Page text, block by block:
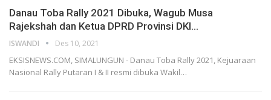
Danau Toba Rally 2021 Dibuka, Wagub Musa
Rajekshah dan Ketua DPRD Provinsi DKI…
ISWANDI Des 10, 2021
EKSISNEWS.COM, SIMALUNGUN - Danau Toba Rally 2021, Kejuaraan
Nasional Rally Putaran I & II resmi dibuka Wakil…